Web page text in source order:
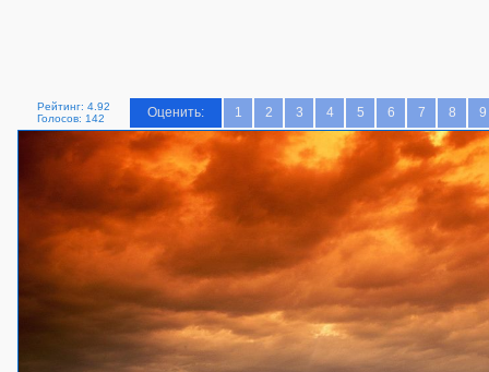
Рейтинг: 4.92
Голосов: 142
Оценить: 1 2 3 4 5 6 7 8 9